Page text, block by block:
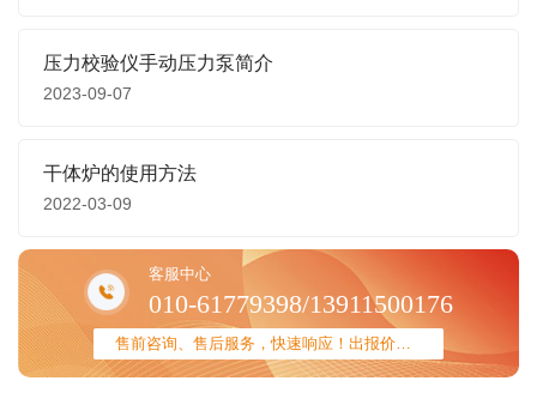
压力校验仪手动压力泵简介
2023-09-07
干体炉的使用方法
2022-03-09
客服中心
010-61779398/13911500176
售前咨询、售后服务，快速响应！出报价方案......123